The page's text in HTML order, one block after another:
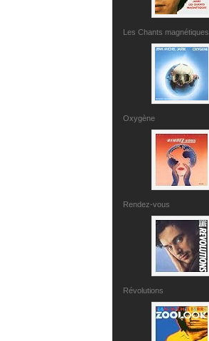
Les Chants magnétiques
Oxygène
Rendez-vous
Révolutions